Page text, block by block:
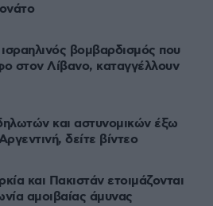
βομβαρδισμός που
στον Λίβανο, καταγγέλλουν
και αστυνομικών έξω
δείτε βίντεο
και Πακιστάν ετοιμάζονται
αμοιβαίας άμυνας